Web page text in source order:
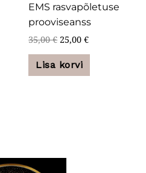
EMS rasvapõletuse
prooviseanss
35,00€ 25,00€
Lisa korvi